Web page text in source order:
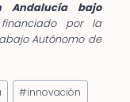
Andalucía bajo
financiado por la
Autónomo de
#innovación